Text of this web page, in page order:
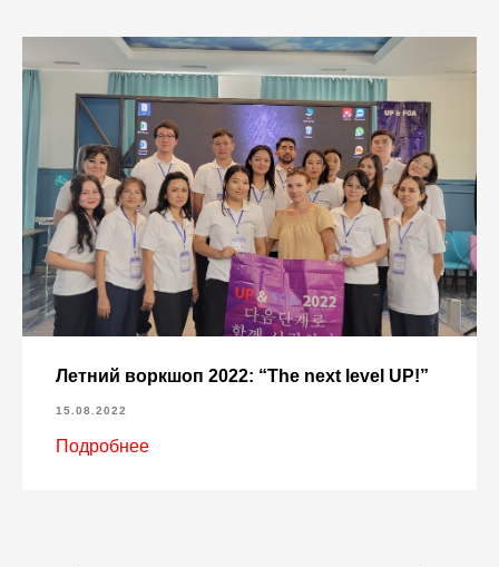
Летний воркшоп 2022: “The next level UP!”
15.08.2022
Подробнее